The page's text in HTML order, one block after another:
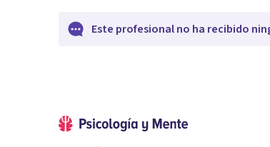
Este profesional no ha recibido